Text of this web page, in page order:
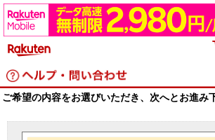
ご希望の内容をお選びいただき、次へとお進み